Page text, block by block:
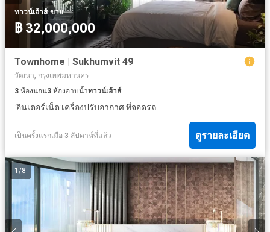
ทาวน์เฮ้าส์·ขาย
฿ 32,000,000
Townhome | Sukhumvit 49
วัฒนา, กรุงเทพมหานคร
3 ห้องนอน3 ห้องอาบน้ำทาวน์เฮ้าส์
·อินเตอร์เน็ต·เครื่องปรับอากาศ·ที่จอดรถ
เป็นครั้งแรกเมื่อ 3 สัปดาห์ที่แล้ว ดูรายละเอียด
1 /8